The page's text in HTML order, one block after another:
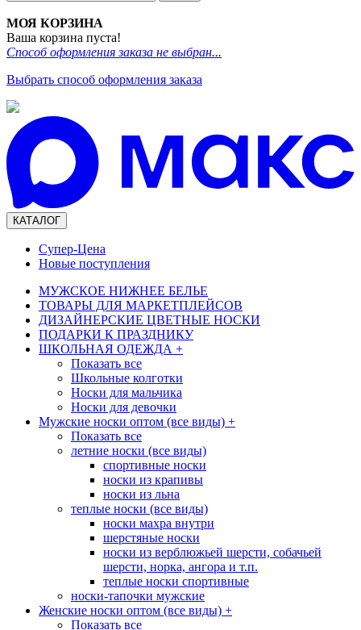
МОЯ КОРЗИНА
Ваша корзина пуста!
Способ оформления заказа не выбран...
Выбрать способ оформления заказа
КАТАЛОГ
Супер-Цена
Новые поступления
МУЖСКОЕ НИЖНЕЕ БЕЛЬЕ
ТОВАРЫ ДЛЯ МАРКЕТПЛЕЙСОВ
ДИЗАЙНЕРСКИЕ ЦВЕТНЫЕ НОСКИ
ПОДАРКИ К ПРАЗДНИКУ
ШКОЛЬНАЯ ОДЕЖДА +
Показать все
Школьные колготки
Носки для мальчика
Носки для девочки
Мужские носки оптом (все виды) +
Показать все
летние носки (все виды)
спортивные носки
носки из крапивы
носки из льна
теплые носки (все виды)
носки махра внутри
шерстяные носки
носки из верблюжьей шерсти, собачьей
шерсти, норка, ангора и т.п.
теплые носки спортивные
носки-тапочки мужские
Женские носки оптом (все виды) +
Показать все